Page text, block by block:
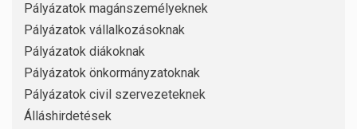
Pályázatok magánszemélyeknek
Pályázatok vállalkozásoknak
Pályázatok diákoknak
Pályázatok önkormányzatoknak
Pályázatok civil szervezeteknek
Álláshirdetések